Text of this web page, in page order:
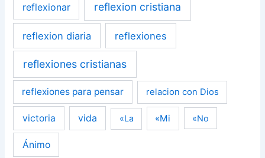
reflexionar reflexion cristiana
reflexion diaria reflexiones
reflexiones cristianas
reflexiones para pensar relacion con Dios
victoria vida «La «Mi «No
Ánimo